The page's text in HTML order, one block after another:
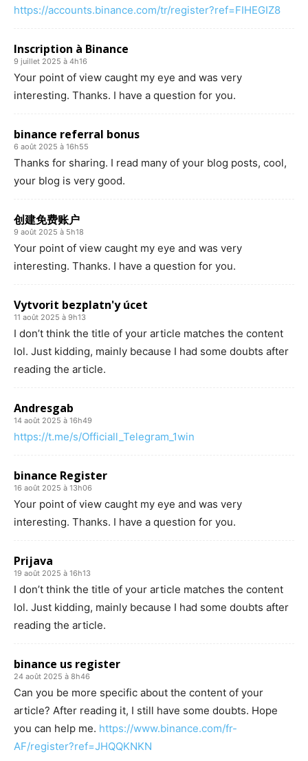
https://accounts.binance.com/tr/register?ref=FIHEGIZ8
Inscription à Binance
9 juillet 2025 à 4h16
Your point of view caught my eye and was very
interesting. Thanks. I have a question for you.
binance referral bonus
6 août 2025 à 16h55
Thanks for sharing. I read many of your blog posts, cool,
your blog is very good.
创建免费账户
9 août 2025 à 5h18
Your point of view caught my eye and was very
interesting. Thanks. I have a question for you.
Vytvorit bezplatn'y úcet
11 août 2025 à 9h13
I don’t think the title of your article matches the content
lol. Just kidding, mainly because I had some doubts after
reading the article.
Andresgab
14 août 2025 à 16h49
https://t.me/s/Officiall_Telegram_1win
binance Register
16 août 2025 à 13h06
Your point of view caught my eye and was very
interesting. Thanks. I have a question for you.
Prijava
19 août 2025 à 16h13
I don’t think the title of your article matches the content
lol. Just kidding, mainly because I had some doubts after
reading the article.
binance us register
24 août 2025 à 8h46
Can you be more specific about the content of your
article? After reading it, I still have some doubts. Hope
you can help me. https://www.binance.com/fr-
AF/register?ref=JHQQKNKN